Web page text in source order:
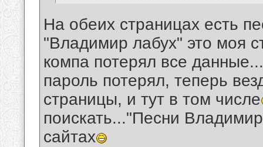
На обеих страницах есть
"Владимир лабух" это моя
компа потерял все
пароль потерял, теперь
страницы, и тут в том числе
поискать..."Песни
сайтах